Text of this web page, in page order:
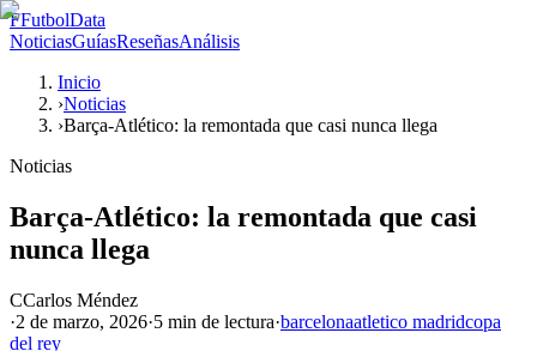
FFutbolData
NoticiasGuíasReseñasAnálisis
Inicio
›Noticias
›Barça-Atlético: la remontada que casi nunca llega
Noticias
Barça-Atlético: la remontada que casi
nunca llega
CCarlos Méndez
·2 de marzo, 2026·5 min de lectura·barcelonaatletico madridcopa
del rey